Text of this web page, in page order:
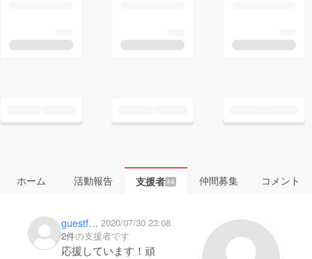
ホーム 活動報告 支援者44 仲間募集 コメント
guestf11ee10987 2020/07/30 23:08
2件の支援者です
応援しています！頑